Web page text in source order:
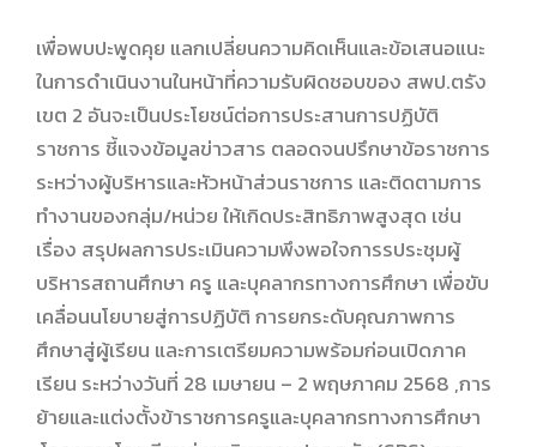
เพื่อพบปะพูดคุย แลกเปลี่ยนความคิดเห็นและข้อเสนอแนะ
ในการดำเนินงานในหน้าที่ความรับผิดชอบของ สพป.ตรัง
เขต 2 อันจะเป็นประโยชน์ต่อการประสานการปฏิบัติ
ราชการ ชี้แจงข้อมูลข่าวสาร ตลอดจนปรึกษาข้อราชการ
ระหว่างผู้บริหารและหัวหน้าส่วนราชการ และติดตามการ
ทำงานของกลุ่ม/หน่วย ให้เกิดประสิทธิภาพสูงสุด เช่น
เรื่อง สรุปผลการประเมินความพึงพอใจการรประชุมผู้
บริหารสถานศึกษา ครู และบุคลากรทางการศึกษา เพื่อขับ
เคลื่อนนโยบายสู่การปฏิบัติ การยกระดับคุณภาพการ
ศึกษาสู่ผู้เรียน และการเตรียมความพร้อมก่อนเปิดภาค
เรียน ระหว่างวันที่ 28 เมษายน – 2 พฤษภาคม 2568 ,การ
ย้ายและแต่งตั้งข้าราชการครูและบุคลากรทางการศึกษา